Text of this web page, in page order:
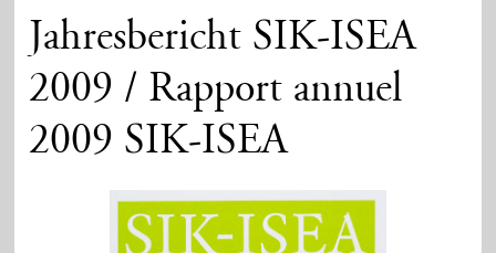
Jahresbericht SIK-ISEA
2009 / Rapport annuel
2009 SIK-ISEA